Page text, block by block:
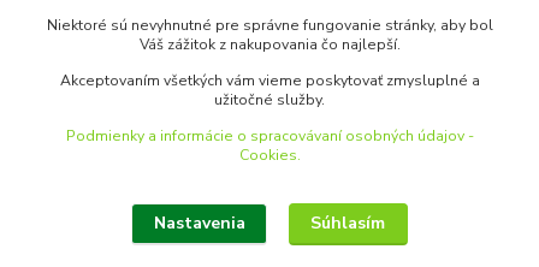
Pondelok-Piatok: 9.00-17.00hod.
objednavky@merkantil-obchod.sk
Upraviť zber cookies.
Niektoré sú nevyhnutné pre správne fungovanie stránky, aby bol
Váš zážitok z nakupovania čo najlepší.
Akceptovaním všetkých vám vieme poskytovať zmysluplné a
užitočné služby.
Podmienky a informácie o spracovávaní osobných údajov -
Cookies.
Nastavenia Súhlasím